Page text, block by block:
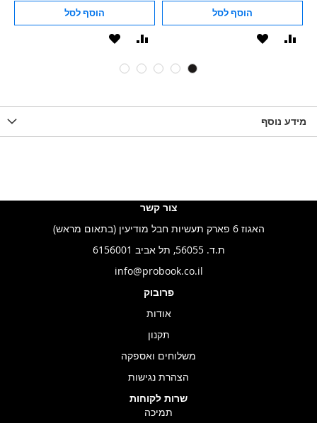
הוסף לסל
הוסף
ל-
להשוואה
הוסף לסל
הוסף
מידע נוסף
צור קשר
האגוז 6 פארק תעשיות חבל מודיעין (בתאום מראש)
ת.ד. 56055, תל אביב 6156001
info@probook.co.il
פרובוק
אודות
תקנון
משלוחים ואספקה
הצהרת נגישות
שרות לקוחות
תמיכה